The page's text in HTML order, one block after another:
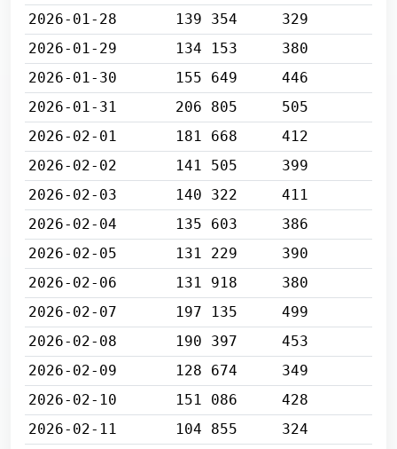
2026-01-28
139 354
329
2026-01-29
134 153
380
2026-01-30
155 649
446
2026-01-31
206 805
505
2026-02-01
181 668
412
2026-02-02
141 505
399
2026-02-03
140 322
411
2026-02-04
135 603
386
2026-02-05
131 229
390
2026-02-06
131 918
380
2026-02-07
197 135
499
2026-02-08
190 397
453
2026-02-09
128 674
349
2026-02-10
151 086
428
2026-02-11
104 855
324